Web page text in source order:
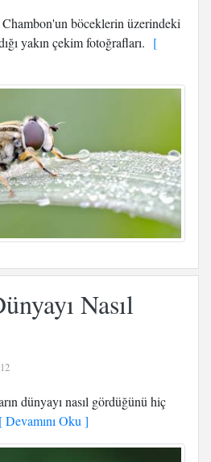
Chambon'un böceklerin üzerindeki
yakın çekim fotoğrafları. [
Nasıl
dünyayı nasıl gördüğünü hiç
Devamını Oku ]